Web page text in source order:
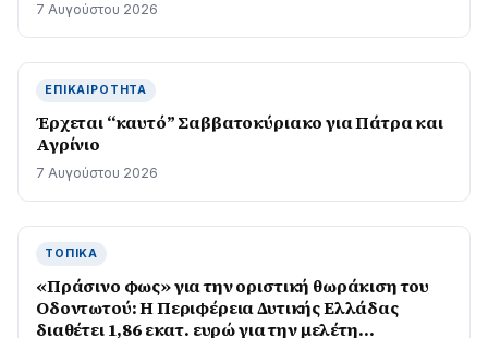
7 Αυγούστου 2026
ΕΠΙΚΑΙΡΌΤΗΤΑ
Έρχεται “καυτό” Σαββατοκύριακο για Πάτρα και
Αγρίνιο
7 Αυγούστου 2026
ΤΟΠΙΚΆ
«Πράσινο φως» για την οριστική θωράκιση του
Οδοντωτού: Η Περιφέρεια Δυτικής Ελλάδας
διαθέτει 1,86 εκατ. ευρώ για την μελέτη